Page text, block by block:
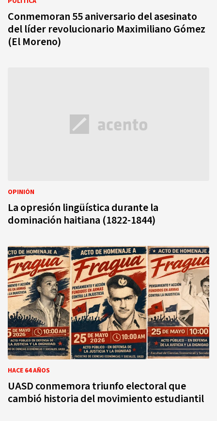
Conmemoran 55 aniversario del asesinato
del líder revolucionario Maximiliano Gómez
(El Moreno)
OPINIÓN
La opresión lingüística durante la
dominación haitiana (1822-1844)
HACE 64 AÑOS
UASD conmemora triunfo electoral que
cambió historia del movimiento estudiantil